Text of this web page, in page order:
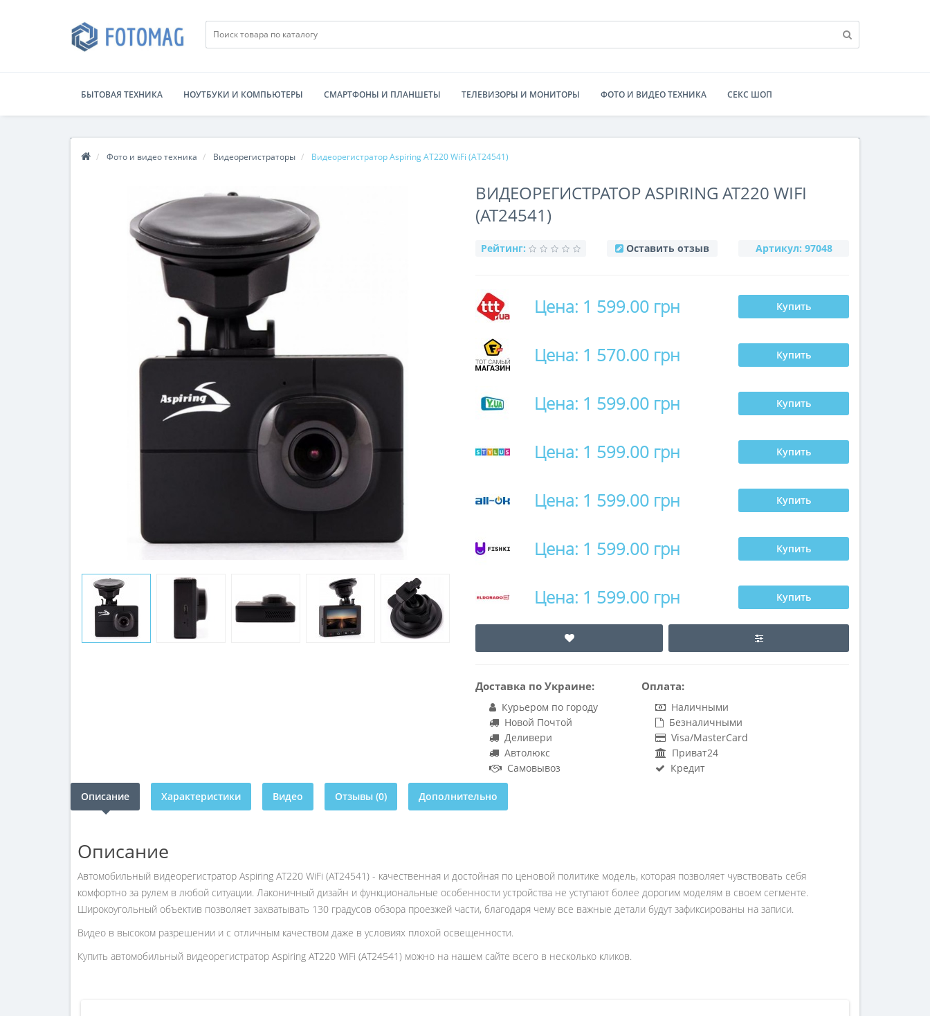
БЫТОВАЯ ТЕХНИКА НОУТБУКИ И КОМПЬЮТЕРЫ СМАРТФОНЫ И ПЛАНШЕТЫ ТЕЛЕВИЗОРЫ И МОНИТОРЫ ФОТО И ВИДЕО ТЕХНИКА СЕКС ШОП
Фото и видео техника Видеорегистраторы Видеорегистратор Aspiring AT220 WiFi (AT24541)
ВИДЕОРЕГИСТРАТОР ASPIRING AT220 WIFI
(AT24541)
Рейтинг: Оставить отзыв Артикул: 97048
Цена: 1 599.00 грн Купить
Цена: 1 570.00 грн Купить
Цена: 1 599.00 грн Купить
Цена: 1 599.00 грн Купить
Цена: 1 599.00 грн Купить
Цена: 1 599.00 грн Купить
Цена: 1 599.00 грн Купить
Доставка по Украине:
Курьером по городу
Новой Почтой
Деливери
Автолюкс
Самовывоз
Оплата:
Наличными
Безналичными
Visa/MasterCard
Приват24
Кредит
Описание Характеристики Видео Отзывы (0) Дополнительно
Описание
Автомобильный видеорегистратор Aspiring AT220 WiFi (AT24541) - качественная и достойная по ценовой политике модель, которая позволяет чувствовать себя
комфортно за рулем в любой ситуации. Лаконичный дизайн и функциональные особенности устройства не уступают более дорогим моделям в своем сегменте.
Широкоугольный объектив позволяет захватывать 130 градусов обзора проезжей части, благодаря чему все важные детали будут зафиксированы на записи.
Видео в высоком разрешении и с отличным качеством даже в условиях плохой освещенности.
Купить автомобильный видеорегистратор Aspiring AT220 WiFi (AT24541) можно на нашем сайте всего в несколько кликов.